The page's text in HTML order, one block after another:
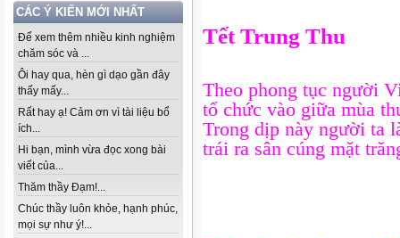
CÁC Ý KIẾN MỚI NHẤT
Để xem thêm nhiều kinh nghiệm
chăm sóc và ...
Ôi hay qua, hèn gì dạo gần đây
thấy mấy...
Rất hay ạ! Cảm ơn vì tài liệu bổ
ích...
Hi bạn, mình vừa đọc xong bài
viết của...
Thăm thầy Đạm!...
Chúc thầy luôn khỏe, hạnh phúc,
mọi sự như ý!...
Tết Trung Thu
Theo phong tục người
tổ chức vào giữa mùa
Trong dịp này người ta
trái ra sân cúng mặt